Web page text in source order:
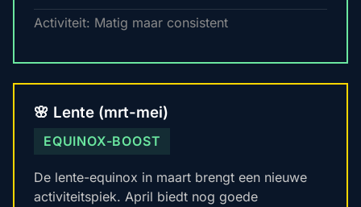
Activiteit: Matig maar consistent
🌸 Lente (mrt-mei)
EQUINOX-BOOST
De lente-equinox in maart brengt een nieuwe
activiteitspiek. April biedt nog goede